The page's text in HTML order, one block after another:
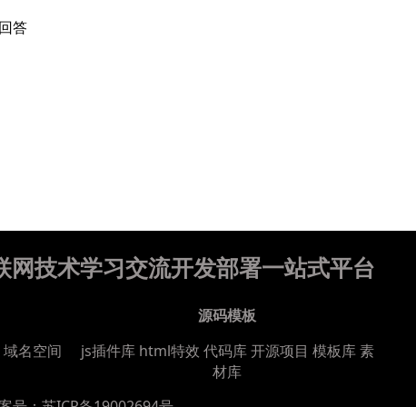
答
技术学习交流开发部署一站式平台
域名空间
源码模板
js插件库 html特效 代码库开源项目 模板库素
材库